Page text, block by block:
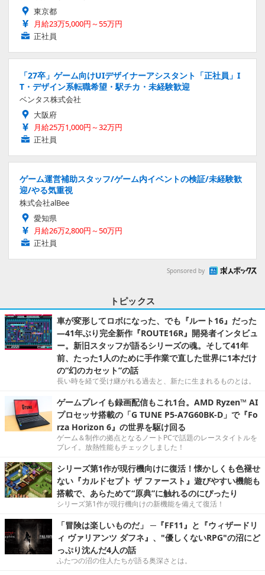
東京都
月給23万5,000円～55万円
正社員
「27卒」ゲーム向けUIデザイナーアシスタント「正社員」I
T・デザイン系転職希望・駅チカ・未経験歓迎
ベンタス株式会社
大阪府
月給25万1,000円～32万円
正社員
ゲーム運営補助スタッフ/ゲーム内イベントの検証/未経験歓
迎/やる気重視
株式会社alBee
愛知県
月給26万2,800円～50万円
正社員
Sponsored by
トピックス
車が変形してロボになった、でも『ルート16』だった
―41年ぶり完全新作『ROUTE16R』開発者インタビュ
ー。新旧スタッフが語るシリーズの魂。そして41年
前、たった1人のために手作業で直した世界に1本だけ
の“幻のカセット”の話
長い時を経て受け継がれる過去と、新たに生まれるものとは。
ゲームプレイも録画配信もこれ1台。AMD Ryzen™ AI
プロセッサ搭載の「G TUNE P5-A7G60BK-D」で『Fo
rza Horizon 6』の世界を駆け回る
ゲーム＆制作の拠点となるノートPCで話題のレースタイトルを
プレイ。放熱性能もチェックしました！
シリーズ第1作が現行機向けに復活！懐かしくも色褪せ
ない『カルドセプト ザ ファースト』遊びやすい機能も
搭載で、あらためて“原典”に触れるのにぴったり
シリーズ第1作が現行機向けの新機能を備えて復活！
「冒険は楽しいものだ」 ─『FF11』と『ウィザードリ
ィ ヴァリアンツ ダフネ』、"優しくないRPG"の沼にど
っぷり沈んだ4人の話
ふたつの沼の住人たちが語る奥深さとは。